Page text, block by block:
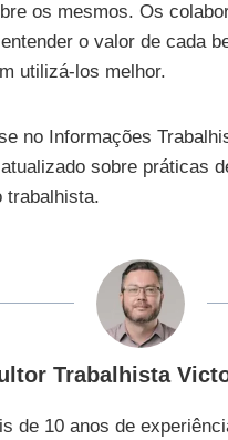
os mesmos. Os
o valor de cada
utilizá-los melhor.
no Informações
sobre práticas
trabalhista.
Trabalhista
de 10 anos de